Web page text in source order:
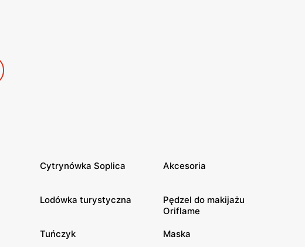
Cytrynówka Soplica Akcesoria
Lodówka turystyczna
Pędzel do makijażu
Oriflame
Tuńczyk Maska